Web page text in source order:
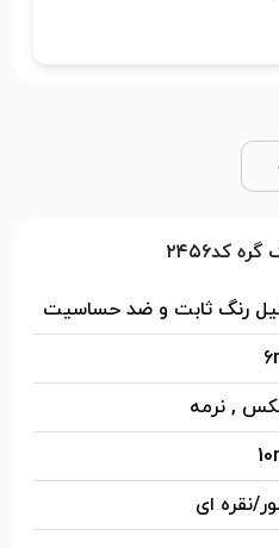
کد۲۴۵۶
رنگ ثابت و ضد حساسیت
, نرمه
نقره ای